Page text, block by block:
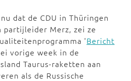
dat de CDU in Thüringen
partijleider Merz, zei ze
'Bericht
vorige week in de
Taurus-raketten aan
als de Russische